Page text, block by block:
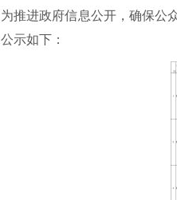
为推进政府信息公开，确保公
公示如下：